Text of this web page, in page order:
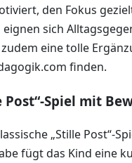
den Fokus
sich
zudem eine tolle
finden.
Post“-Spiel mit
„Stille Post“-
fügt das Kind eine